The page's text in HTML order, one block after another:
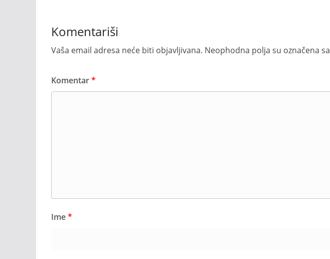
Komentariši
Vaša email adresa neće biti objavljivana. Neophodna polja su označena sa
Komentar*
Ime*